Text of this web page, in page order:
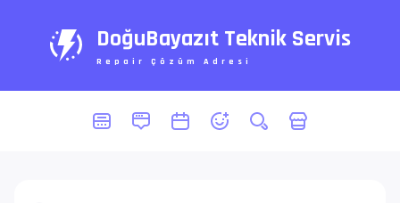
DoğuBayazıt Teknik Servis
Repair Çözüm Adresi